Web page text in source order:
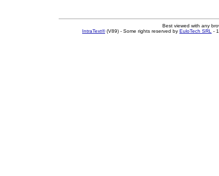
Best viewed with any
IntraText®(V89) - Some rights reserved by EuloTech SRL -